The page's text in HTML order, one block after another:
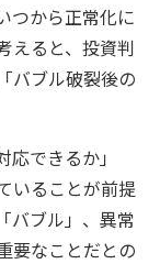
つから正常化に
えると、投資判
バブル破裂後の
できるか」
いることが前提
バブル」、異常
要なことだとの